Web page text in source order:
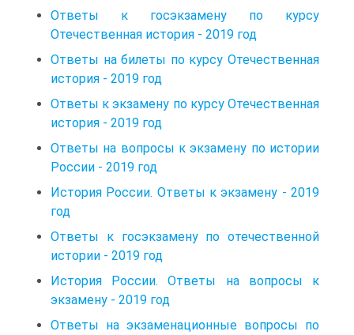
Ответы к госэкзамену по курсу
Отечественная история - 2019 год
Ответы на билеты по курсу Отечественная
история - 2019 год
Ответы к экзамену по курсу Отечественная
история - 2019 год
Ответы на вопросы к экзамену по истории
России - 2019 год
История России. Ответы к экзамену - 2019
год
Ответы к госэкзамену по отечественной
истории - 2019 год
История России. Ответы на вопросы к
экзамену - 2019 год
Ответы на экзаменационные вопросы по